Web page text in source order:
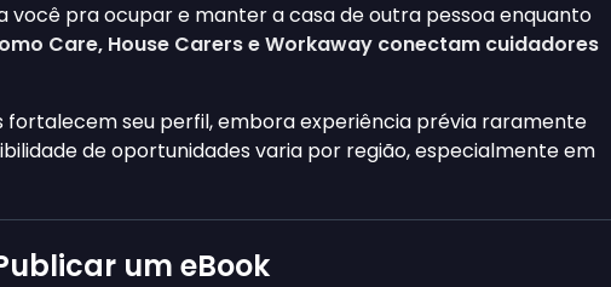
você pra ocupar e manter a casa de outra pessoa enquanto
Care, House Carers e Workaway conectam cuidadores
fortalecem seu perfil, embora experiência prévia raramente
de oportunidades varia por região, especialmente em
um eBook